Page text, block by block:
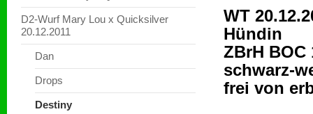
D2-Wurf Mary Lou x Quicksilver
20.12.2011
Dan
Drops
Destiny
WT
Hündin
ZBrH BOC
schwarz-
frei von